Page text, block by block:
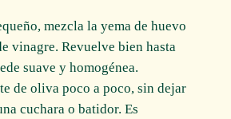
mezcla la yema de huevo
vinagre. Revuelve bien hasta
suave y homogénea.
de oliva poco a poco, sin dejar
cuchara o batidor. Es